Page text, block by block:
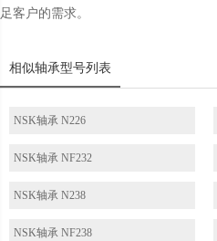
足客户的需求。
相似轴承型号列表
NSK轴承 N226
NSK轴承 NF232
NSK轴承 N238
NSK轴承 NF238